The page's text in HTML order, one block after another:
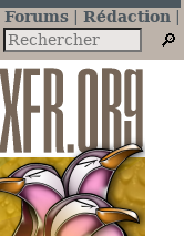
Forums
Rédaction